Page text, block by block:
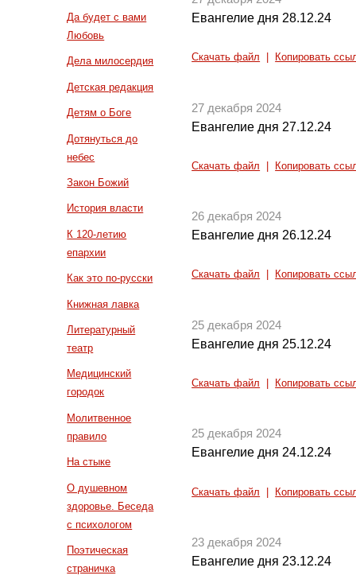
Да будет с вами
Любовь
Дела милосердия
Детская редакция
Детям о Боге
Дотянуться до
небес
Закон Божий
История власти
К 120-летию
епархии
Как это по-русски
Книжная лавка
Литературный
театр
Медицинский
городок
Молитвенное
правило
На стыке
О душевном
здоровье. Беседа
с психологом
Поэтическая
страничка
Евангелие дня 28.12.24
Скачать файл Копировать
27 декабря 2024
Евангелие дня 27.12.24
Скачать файл Копировать
26 декабря 2024
Евангелие дня 26.12.24
Скачать файл Копировать
25 декабря 2024
Евангелие дня 25.12.24
Скачать файл Копировать
25 декабря 2024
Евангелие дня 24.12.24
Скачать файл Копировать
23 декабря 2024
Евангелие дня 23.12.24